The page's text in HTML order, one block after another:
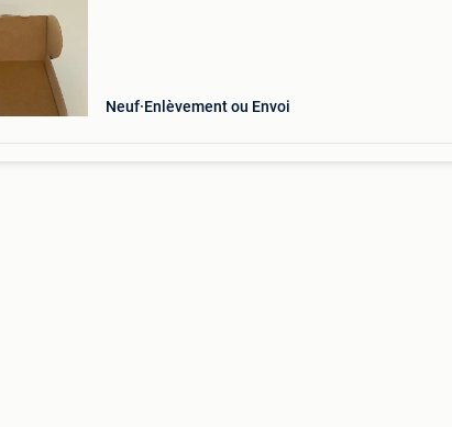
Neuf Enlèvement ou Envoi